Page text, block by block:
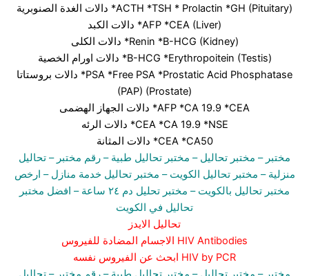
دالات الغدة الصنوبرية *ACTH *TSH * Prolactin *GH (Pituitary)
دالات الكبد *AFP *CEA (Liver)
دالات الكلى *Renin *B-HCG (Kidney)
دالات اورام الخصية *B-HCG *Erythropoitein (Testis)
دالات بروستاتا *PSA *Free PSA *Prostatic Acid Phosphatase
(PAP) (Prostate)
دالات الجهاز الهضمى *AFP *CA 19.9 *CEA
دالات الرئه *CEA *CA 19.9 *NSE
دالات المثانة *CEA *CA50
مختبر – مختبر تحاليل – مختبر تحاليل طبية – رقم مختبر – تحاليل
منزلية – مختبر تحاليل الكويت– مختبر تحاليل خدمة منازل – ارخص
مختبر تحاليل بالكويت – مختبر تحليل دم ٢٤ ساعة
– افضل مختبر
تحاليل في الكويت
تحاليل الايدز
الاجسام المضادة للفيروس HIV Antibodies
ابحث عن الفيروس نفسه HIV by PCR